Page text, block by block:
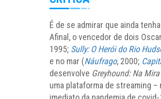
É de se admirar que ainda
Afinal, o vencedor de dois
1995; Sully: O Herói do Rio
e no mar (Náufrago, 2000;
desenvolve Greyhound: Na
uma plataforma de streaming